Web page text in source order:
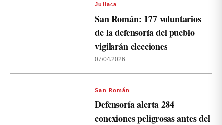
Juliaca
San Román: 177 voluntarios
de la defensoría del pueblo
vigilarán elecciones
07/04/2026
San Román
Defensoría alerta 284
conexiones peligrosas antes del